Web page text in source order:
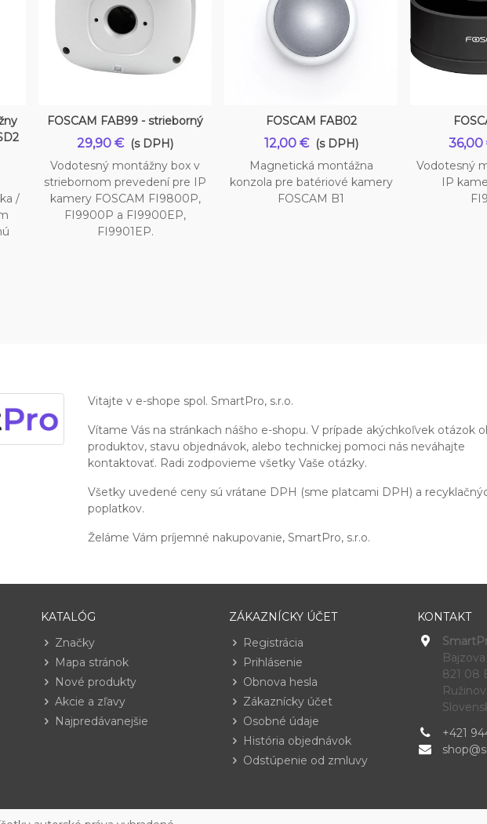
/
Vložiť do košíka
FOSCAM FAB99 - strieborný
29,90 € (s DPH)
Vodotesný montážny box v
striebornom prevedení pre IP
kamery FOSCAM FI9800P,
FI9900P a FI9900EP,
FI9901EP.
Vložiť do košíka
FOSCAM FAB02
12,00 € (s DPH)
Magnetická montážna
konzola pre batériové kamery
FOSCAM B1
36,00
Vodotesný
IP
Vitajte v e-shope spol. SmartPro, s.r.o.
Vítame Vás na stránkach nášho e-shopu. V prípade akýchkoľvek otázok
produktov, stavu objednávok, alebo technickej pomoci nás neváhajte
kontaktovať. Radi zodpovieme všetky Vaše otázky.
Všetky uvedené ceny sú vrátane DPH (sme platcami DPH) a
poplatkov.
Želáme Vám príjemné nakupovanie, SmartPro, s.r.o.
KATALÓG
Značky
Mapa stránok
Nové produkty
Akcie a zľavy
Najpredávanejšie
ZÁKAZNÍCKY ÚČET
Registrácia
Prihlásenie
Obnova hesla
Zákaznícky účet
Osobné údaje
História objednávok
Odstúpenie od zmluvy
KONTAKT
Bajzova
821 08
Ružinov
+421